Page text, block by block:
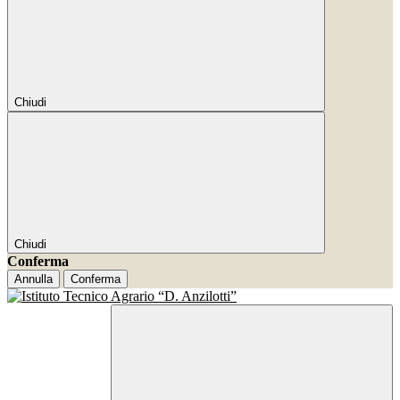
Chiudi
Chiudi
Conferma
Annulla Conferma